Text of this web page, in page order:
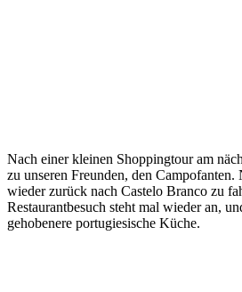
Nach einer kleinen Shoppingtour am
zu unseren Freunden, den Campofanten.
wieder zurück nach Castelo Branco zu
Restaurantbesuch steht mal wieder an,
gehobenere portugiesische Küche.